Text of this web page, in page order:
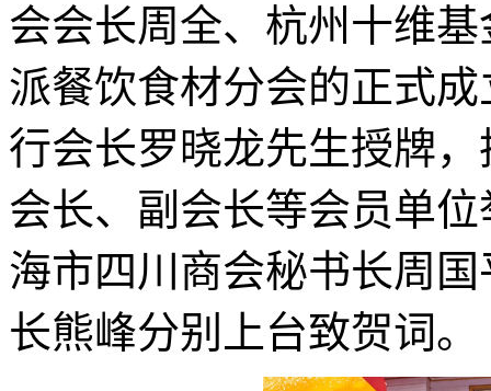
会会长周全、杭州十维
派餐饮食材分会的正式
行会长罗晓龙先生授牌
会长、副会长等会员单
海市四川商会秘书长周
长熊峰分别上台致贺词。